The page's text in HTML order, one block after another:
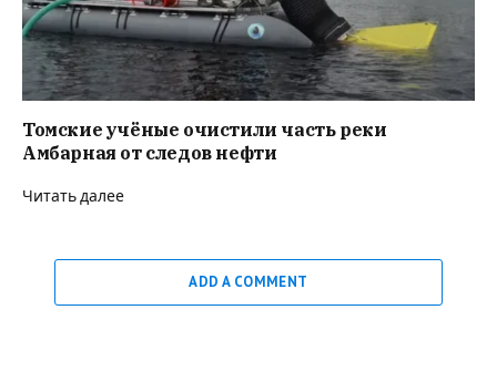
Томские учёные очистили часть реки
Амбарная от следов нефти
Читать далее
ADD A COMMENT